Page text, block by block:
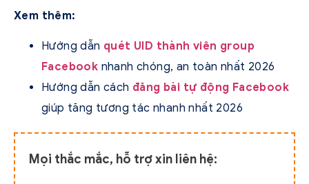
Xem thêm:
Hướng dẫn quét UID thành viên group
Facebook nhanh chóng, an toàn nhất 2026
Hướng dẫn cách đăng bài tự động Facebook
giúp tăng tương tác nhanh nhất 2026
Mọi thắc mắc, hỗ trợ xin liên hệ: